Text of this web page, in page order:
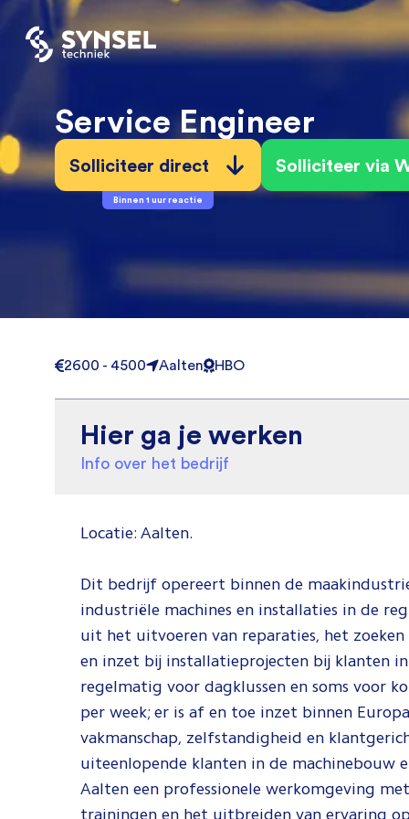
Service Engineer
Solliciteer direct
Binnen 1 uur reactie
Solliciteer via
2600 - 4500 Aalten HBO
Hier ga je werken
Info over het bedrijf
Locatie: Aalten.
Dit bedrijf opereert binnen de
industriële machines en installaties in de
uit het uitvoeren van reparaties, het
en inzet bij installatieprojecten bij klanten
regelmatig voor dagklussen en soms voor
per week; er is af en toe inzet binnen
vakmanschap, zelfstandigheid en
uiteenlopende klanten in de machinebouw
Aalten een professionele werkomgeving
trainingen en het uitbreiden van ervaring